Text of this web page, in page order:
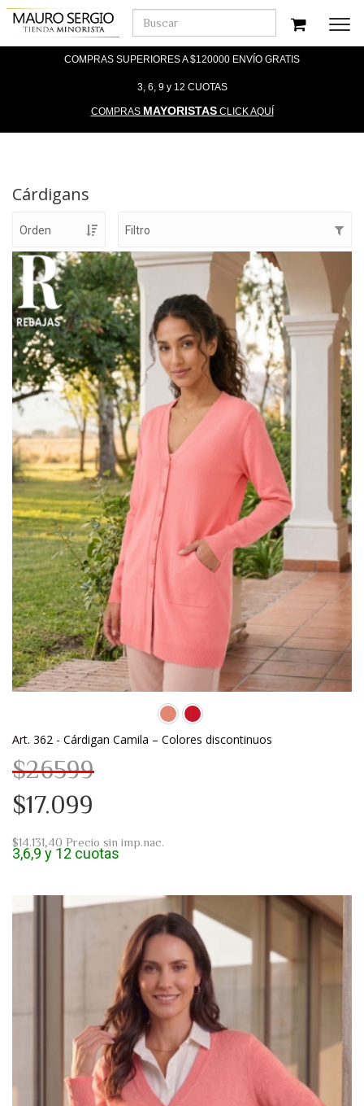
COMPRAS SUPERIORES A $120000 ENVÍO GRATIS
3, 6, 9 y 12 CUOTAS
COMPRAS MAYORISTASCLICK AQUÍ
Cárdigans
Art. 362 - Cárdigan Camila – Colores discontinuos
$26599
$17.099
$14.131,40 Precio sin imp.nac.
3,6,9 y 12 cuotas